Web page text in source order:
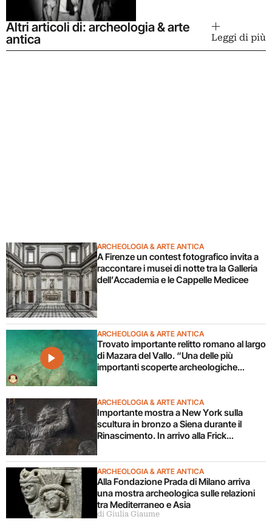
Altri articoli di: archeologia & arte
antica
Leggi di più
ARCHEOLOGIA & ARTE ANTICA
A Firenze un contest fotografico invita a
raccontare i musei di notte tra la Galleria
dell’Accademia e le Cappelle Medicee
ARCHEOLOGIA & ARTE ANTICA
Trovato importante relitto romano al largo
di Mazara del Vallo. “Una delle più
importanti scoperte archeologiche
ARCHEOLOGIA & ARTE ANTICA
Importante mostra a New York sulla
scultura in bronzo a Siena durante il
Rinascimento. In arrivo alla Frick
ARCHEOLOGIA & ARTE ANTICA
Alla Fondazione Prada di Milano arriva
una mostra archeologica sulle relazioni
tra Mediterraneo e Asia
di Giulia Giaume